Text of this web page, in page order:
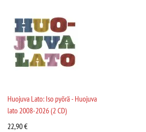
Huojuva Lato: Iso pyörä - Huojuva
lato 2008-2026 (2 CD)
22,90€